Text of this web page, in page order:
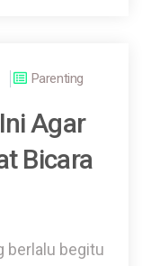
Parenting
Agar
Bicara
berlalu begitu